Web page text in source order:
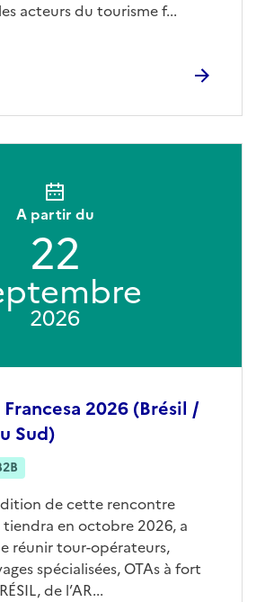
acteurs du tourisme f...
2026 (Brésil /
Sud)
de cette rencontre
en octobre 2026, a
réunir tour-opérateurs,
spécialisées, OTAs à fort
de l’AR...
A partir du
22
2026